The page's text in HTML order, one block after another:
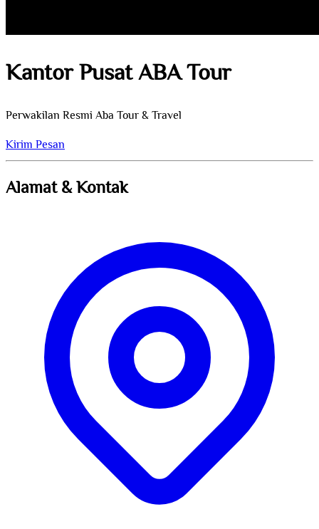
Kantor Pusat ABA Tour
Perwakilan Resmi Aba Tour & Travel
Kirim Pesan
Alamat & Kontak